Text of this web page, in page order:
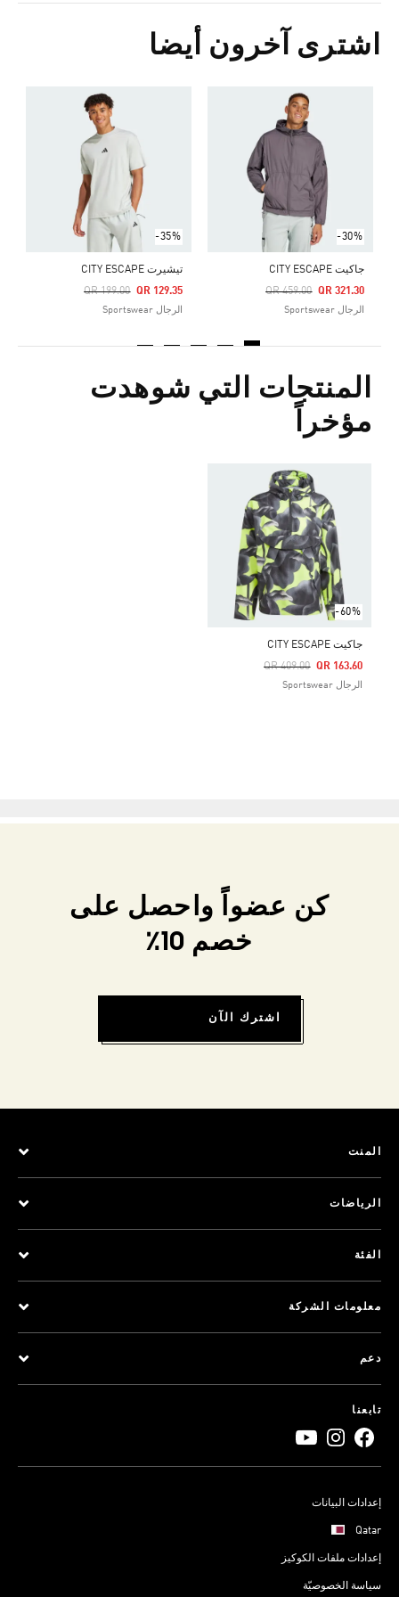
اشترى آخرون أيضا
-30%
جاكيت CITY ESCAPE
Price Reduced From
QR 459.00
To QR 321.30
الرجال Sportswear
-35%
تيشيرت CITY ESCAPE
Price Reduced From
QR 199.00
To QR 129.35
الرجال Sportswear
Price Reduced From
المنتجات التي شوهدت
مؤخراً
-60%
جاكيت CITY ESCAPE
Price Reduced From
QR 409.00
To QR 163.60
الرجال Sportswear
كن عضواً واحصل على
خصم 10٪
اشترك الآن
المنت
الرياضات
الفئة
معلومات الشركة
دعم
تابعنا
إعدادات البيانات
Qatar
إعدادات ملفات الكوكيز
سياسة الخصوصيّة